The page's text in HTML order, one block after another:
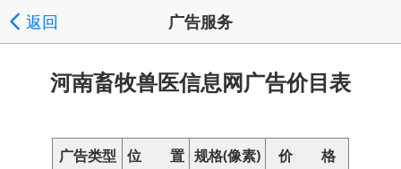
返回 广告服务
河南畜牧兽医信息网广告价目表
广告类型 位 置 规格(像素) 价 格